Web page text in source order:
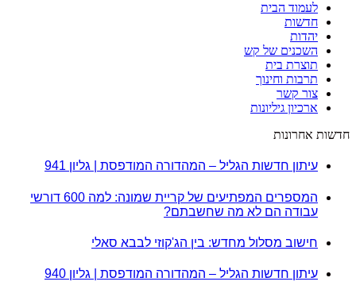
לעמוד הבית
חדשות
יהדות
השכנים של קש
תוצרת בית
תרבות וחינוך
צור קשר
ארכיון גיליונות
חדשות אחרונות
עיתון חדשות הגליל – המהדורה המודפסת | גליון 941
המספרים המפתיעים של קריית שמונה: למה 600 דורשי
עבודה הם לא מה שחשבתם?
חישוב מסלול מחדש: בין הג'קוזי לבבא סאלי
עיתון חדשות הגליל – המהדורה המודפסת | גליון 940